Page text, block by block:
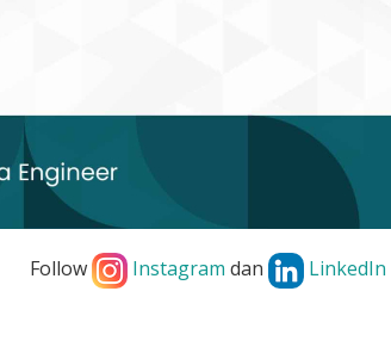
Follow Instagram dan LinkedIn